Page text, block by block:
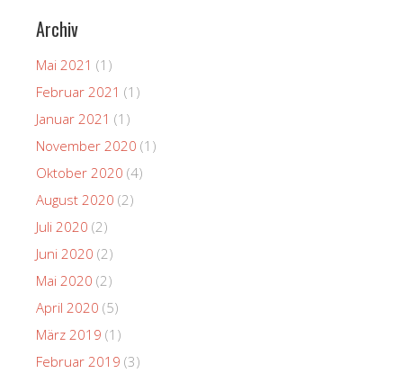
Archiv
Mai 2021 (1)
Februar 2021 (1)
Januar 2021 (1)
November 2020 (1)
Oktober 2020 (4)
August 2020 (2)
Juli 2020 (2)
Juni 2020 (2)
Mai 2020 (2)
April 2020 (5)
März 2019 (1)
Februar 2019 (3)